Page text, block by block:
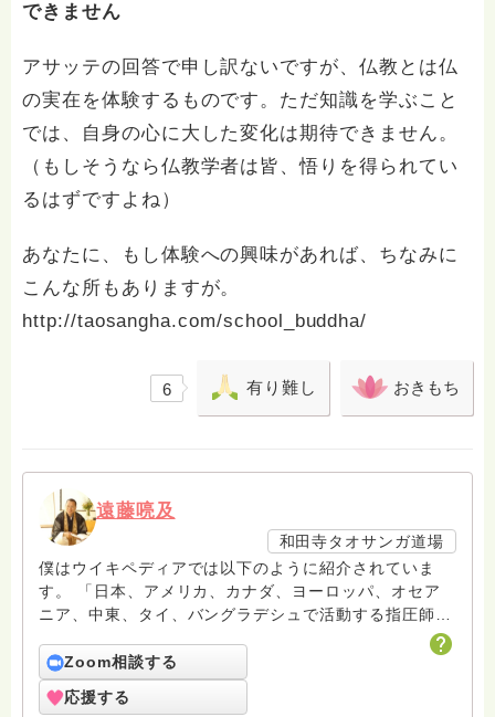
できません
アサッテの回答で申し訳ないですが、仏教とは仏
の実在を体験するものです。ただ知識を学ぶこと
では、自身の心に大した変化は期待できません。
（もしそうなら仏教学者は皆、悟りを得られてい
るはずですよね）
あなたに、もし体験への興味があれば、ちなみに
こんな所もありますが。
http://taosangha.com/school_buddha/
6 有り難し おきもち
遠藤喨及
和田寺タオサンガ道場
僕はウイキペディアでは以下のように紹介されていま
す。 「日本、アメリカ、カナダ、ヨーロッパ、オセア
ニア、中東、タイ、バングラデシュで活動する指圧師、
作家、音楽家。タオサンガ・インターナショナル代表。
京都浄土宗和田寺の僧侶。タオ療法、タオ指圧、気心道
の創始者。著書は数カ国語に翻訳され世界各地で出版さ
れている。」
Zoom相談する
応援する